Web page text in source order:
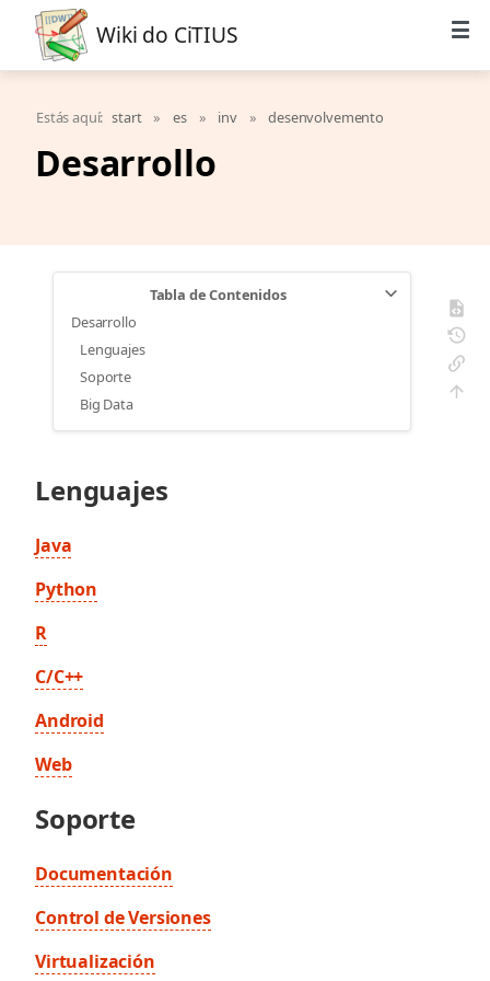
Wiki do CiTIUS
Estás aquí: start » es » inv » desenvolvemento
Desarrollo
Tabla de Contenidos
Desarrollo
Lenguajes
Soporte
Big Data
Lenguajes
Java
Python
R
C/C++
Android
Web
Soporte
Documentación
Control de Versiones
Virtualización